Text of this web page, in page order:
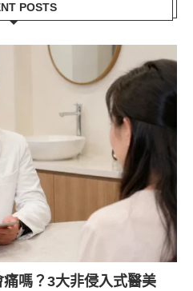
POSTS
嗎？3大非侵入式醫美